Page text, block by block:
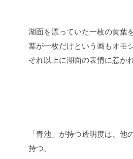
湖面を漂っていた一枚の黄葉
葉が一枚だけという画もオモ
それ以上に湖面の表情に惹かれ
「青池」が持つ透明度は、他
持つ。